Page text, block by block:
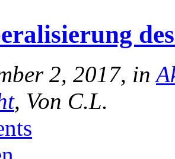
2, 2017, in
, Von C.L.